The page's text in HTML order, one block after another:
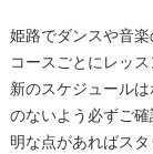
姫路でダンスや音
コースごとにレッ
新のスケジュール
のないよう必ずご
明な点があればス